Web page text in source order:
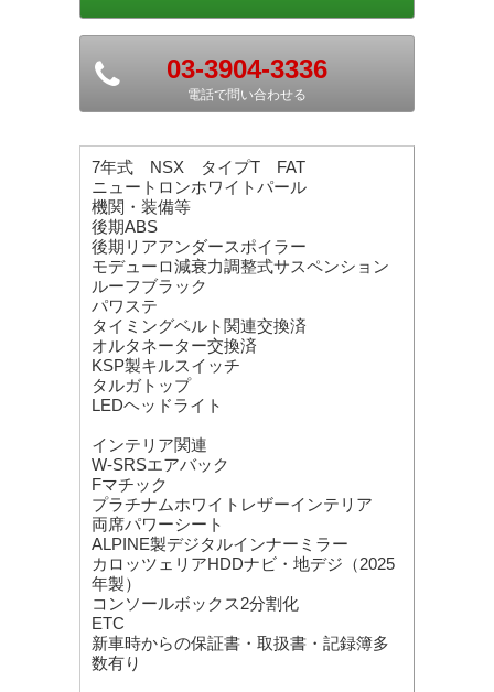
03-3904-3336
電話で問い合わせる
7年式 NSX タイプT FAT
ニュートロンホワイトパール
機関・装備等
後期ABS
後期リアアンダースポイラー
モデューロ減衰力調整式サスペンション
ルーフブラック
パワステ
タイミングベルト関連交換済
オルタネーター交換済
KSP製キルスイッチ
タルガトップ
LEDヘッドライト
インテリア関連
W-SRSエアバック
Fマチック
プラチナムホワイトレザーインテリア
両席パワーシート
ALPINE製デジタルインナーミラー
カロッツェリアHDDナビ・地デジ（2025
年製）
コンソールボックス2分割化
ETC
新車時からの保証書・取扱書・記録簿多
数有り